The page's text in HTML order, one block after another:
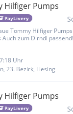
Hilfiger Pumps
PayLivery
Tommy Hilfiger
Auch zum Dirndl passend!
Uhr
23. Bezirk, Liesing
Hilfiger Pumps
PayLivery